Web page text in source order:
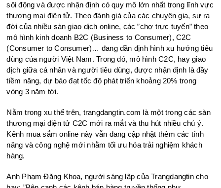
sôi động và được nhận định có quy mô lớn nhất trong lĩnh vực
thương mại điện tử. Theo đánh giá của các chuyên gia, sự ra
đời của nhiều sàn giao dịch online, các ”chợ trực tuyến” theo
mô hình kinh doanh B2C (Business to Consumer), C2C
(Consumer to Consumer)… đang dần định hình xu hướng tiêu
dùng của người Việt Nam. Trong đó, mô hình C2C, hay giao
dịch giữa cá nhân và người tiêu dùng, được nhận định là đầy
tiềm năng, dự báo đạt tốc độ phát triển khoảng 20% trong
vòng 3 năm tới.
Nằm trong xu thế trên, trangdangtin.com là một trong các sàn
thương mại điện tử C2C mới ra mắt và thu hút nhiều chú ý.
Kênh mua sắm online này vẫn đang cập nhật thêm các tính
năng và công nghệ mới nhằm tối ưu hóa trải nghiệm khách
hàng.
Anh Phạm Đăng Khoa, người sáng lập của Trangdangtin cho